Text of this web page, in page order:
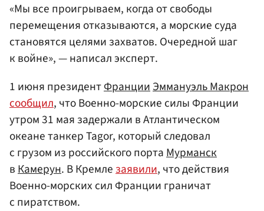
«Мы все проигрываем, когда от свободы
перемещения отказываются, а морские суда
становятся целями захватов. Очередной шаг
к войне», — написал эксперт.
1 июня президентФранцииЭммануэль Макрон
сообщил, что Военно-морские силы Франции
утром 31 мая задержали в Атлантическом
океане танкер Tagor, который следовал
с грузом из российского порта Мурманск
в Камерун. В Кремле заявили, что действия
Военно-морских сил Франции граничат
с пиратством.